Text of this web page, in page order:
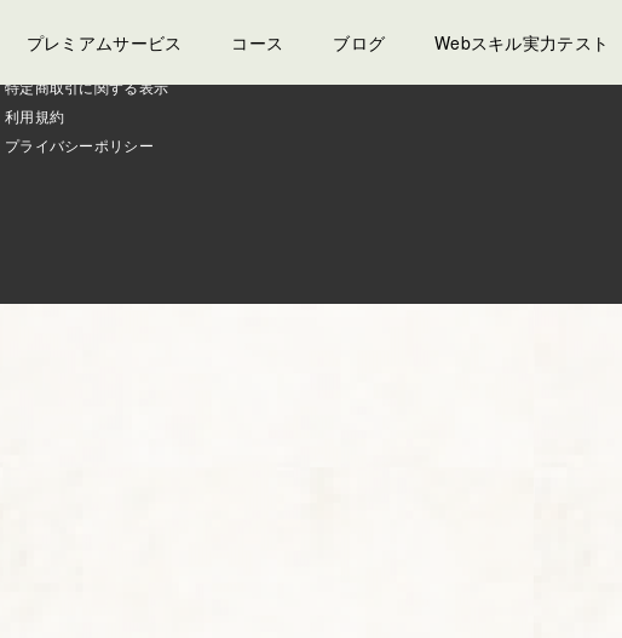
プレミアムサービス コース ブログ Webスキル実力テスト
特定商取引に関する表示
利用規約
プライバシーポリシー